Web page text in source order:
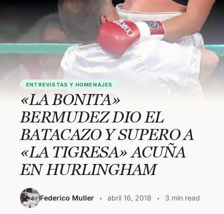
ENTREVISTAS Y HOMENAJES
«LA BONITA»
BERMUDEZ DIO EL
BATACAZO Y SUPERO A
«LA TIGRESA» ACUÑA
EN HURLINGHAM
Federico Muller abril 16, 2018 3 min read